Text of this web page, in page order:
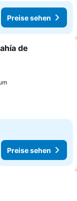
Preise sehen
hinzufügen
de
Preise sehen
hinzufügen